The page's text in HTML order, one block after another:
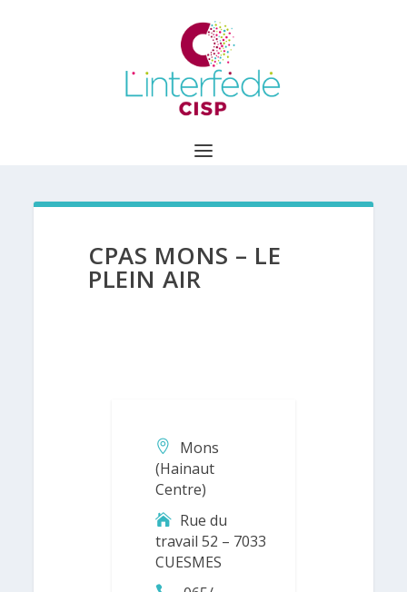
CPAS MONS – LE
PLEIN AIR
Mons
(Hainaut
Centre)
Rue du
travail 52 – 7033
CUESMES